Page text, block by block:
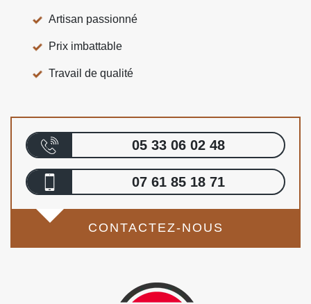
Artisan passionné
Prix imbattable
Travail de qualité
05 33 06 02 48
07 61 85 18 71
CONTACTEZ-NOUS